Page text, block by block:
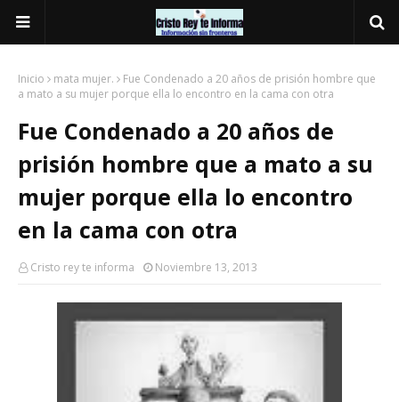
Inicio mata mujer.
Fue Condenado a 20 años de prisión hombre que
a mato a su mujer porque ella lo encontro en la cama con otra
Fue Condenado a 20 años de
prisión hombre que a mato a su
mujer porque ella lo encontro
en la cama con otra
Cristo rey te informa Noviembre 13, 2013